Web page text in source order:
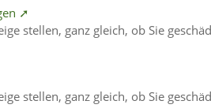
➚
stellen, ganz gleich, ob Sie
stellen, ganz gleich, ob Sie